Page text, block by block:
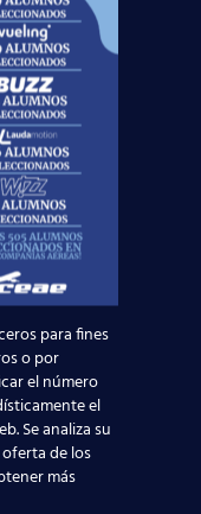
las rutas más
pasajeros
en Madrid
Trucos y
para fines
o por
el número
el
Se analiza su
de los
más